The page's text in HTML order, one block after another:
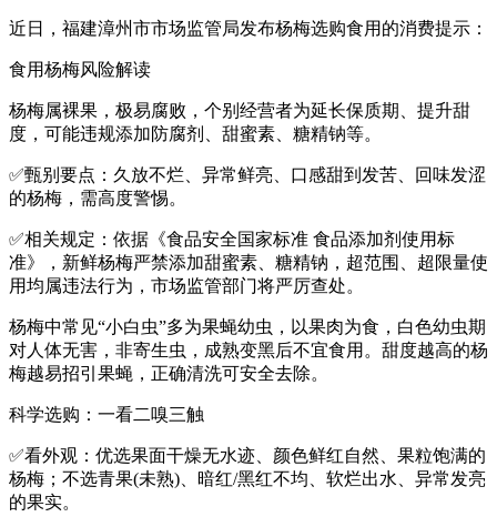
近日，福建漳州市市场监管局发布杨梅选购食用的消费提示：
食用杨梅风险解读
杨梅属裸果，极易腐败，个别经营者为延长保质期、提升甜
度，可能违规添加防腐剂、甜蜜素、糖精钠等。
✅甄别要点：久放不烂、异常鲜亮、口感甜到发苦、回味发涩
的杨梅，需高度警惕。
✅相关规定：依据《食品安全国家标准 食品添加剂使用标
准》，新鲜杨梅严禁添加甜蜜素、糖精钠，超范围、超限量使
用均属违法行为，市场监管部门将严厉查处。
杨梅中常见“小白虫”多为果蝇幼虫，以果肉为食，白色幼虫期
对人体无害，非寄生虫，成熟变黑后不宜食用。甜度越高的杨
梅越易招引果蝇，正确清洗可安全去除。
科学选购：一看二嗅三触
✅看外观：优选果面干燥无水迹、颜色鲜红自然、果粒饱满的
杨梅；不选青果(未熟)、暗红/黑红不均、软烂出水、异常发亮
的果实。